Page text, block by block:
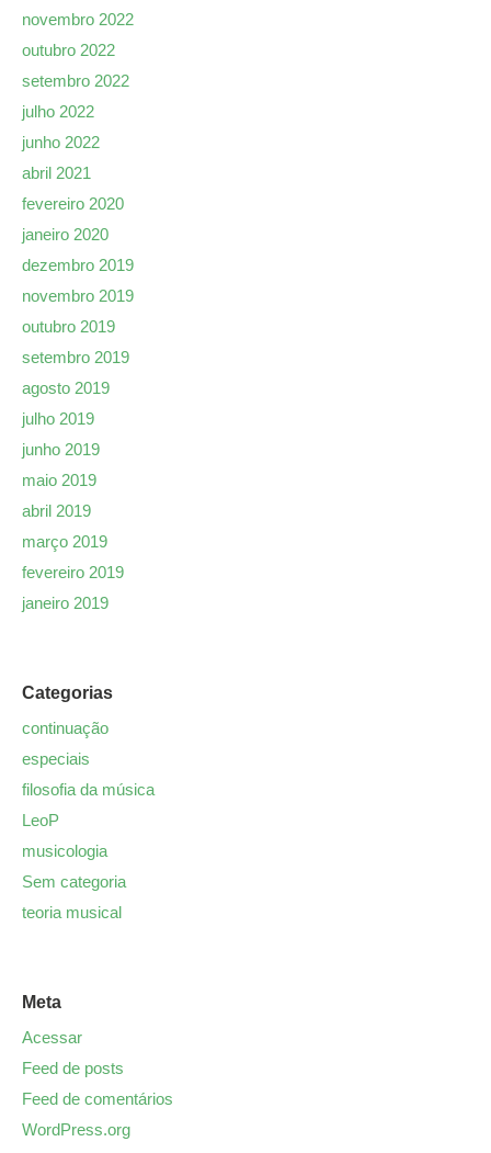
novembro 2022
outubro 2022
setembro 2022
julho 2022
junho 2022
abril 2021
fevereiro 2020
janeiro 2020
dezembro 2019
novembro 2019
outubro 2019
setembro 2019
agosto 2019
julho 2019
junho 2019
maio 2019
abril 2019
março 2019
fevereiro 2019
janeiro 2019
Categorias
continuação
especiais
filosofia da música
LeoP
musicologia
Sem categoria
teoria musical
Meta
Acessar
Feed de posts
Feed de comentários
WordPress.org